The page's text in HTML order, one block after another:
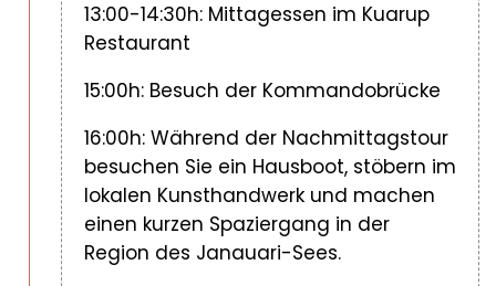
13:00-14:30h: Mittagessen im Kuarup
Restaurant
15:00h: Besuch der Kommandobrücke
16:00h: Während der Nachmittagstour
besuchen Sie ein Hausboot, stöbern im
lokalen Kunsthandwerk und machen
einen kurzen Spaziergang in der
Region des Janauari-Sees.